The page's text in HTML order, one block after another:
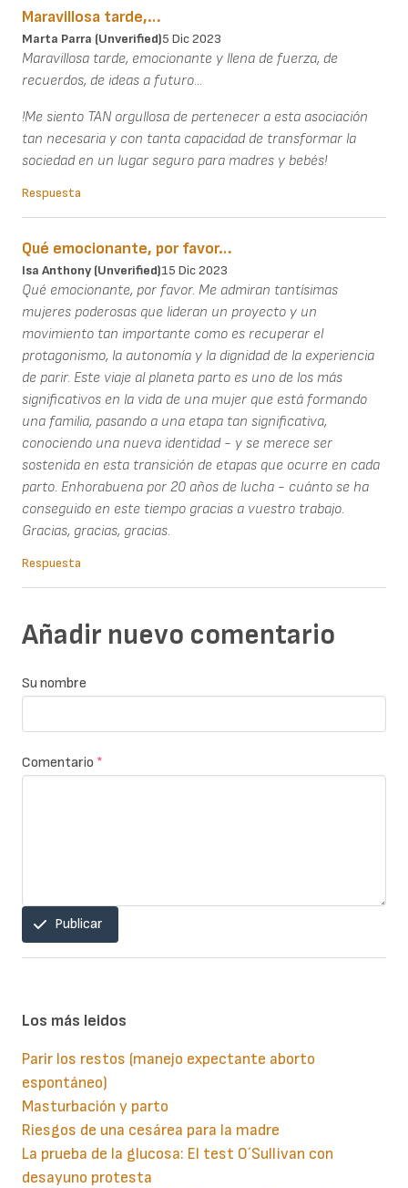
Maravillosa tarde,…
Marta Parra (unverified)5 Dic 2023
Maravillosa tarde, emocionante y llena de fuerza, de
recuerdos, de ideas a futuro...
!Me siento TAN orgullosa de pertenecer a esta asociación
tan necesaria y con tanta capacidad de transformar la
sociedad en un lugar seguro para madres y bebés!
Respuesta
Qué emocionante, por favor…
Isa Anthony (unverified)15 Dic 2023
Qué emocionante, por favor. Me admiran tantísimas
mujeres poderosas que lideran un proyecto y un
movimiento tan importante como es recuperar el
protagonismo, la autonomía y la dignidad de la experiencia
de parir. Este viaje al planeta parto es uno de los más
significativos en la vida de una mujer que está formando
una familia, pasando a una etapa tan significativa,
conociendo una nueva identidad - y se merece ser
sostenida en esta transición de etapas que ocurre en cada
parto. Enhorabuena por 20 años de lucha - cuánto se ha
conseguido en este tiempo gracias a vuestro trabajo.
Gracias, gracias, gracias.
Respuesta
Añadir nuevo comentario
Su nombre
Comentario *
Publicar
Los más leidos
Parir los restos (manejo expectante aborto
espontáneo)
Masturbación y parto
Riesgos de una cesárea para la madre
La prueba de la glucosa: El test O´Sullivan con
desayuno protesta